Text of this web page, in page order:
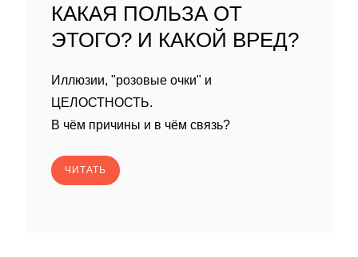
КАКАЯ ПОЛЬЗА ОТ
ЭТОГО? И КАКОЙ ВРЕД?
Иллюзии, "розовые очки" и
ЦЕЛОСТНОСТЬ.
В чём причины и в чём связь?
ЧИТАТЬ